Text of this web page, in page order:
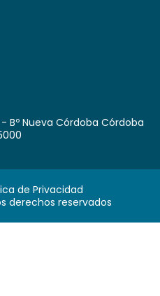
Bº Nueva Córdoba Córdoba
derechos reservados
de Privacidad